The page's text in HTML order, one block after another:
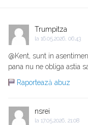
Trumpitza
la 16.05.2026, 06:43
@Kent, sunt in
pana nu ne obliga astia
Raportează abuz
nsrei
la 17.05.2026, 21:08